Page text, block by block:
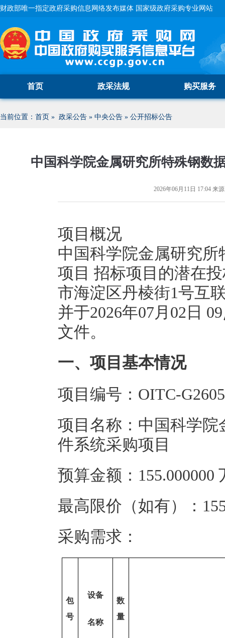
财政部唯一指定政府采购信息网络发布媒体 国家级政府采购专业网站
首页 政采法规 购买服务
当前位置： 首页 » 政采公告 » 中央公告 » 公开招标公告
中国科学院金属研究所特殊钢数
2026年06月11日 17:04 来
项目概况
中国科学院金属研究
项目 招标项目的潜在
市海淀区丹棱街1号互
并于2026年07月02日
文件。
一、项目基本情况
项目编号：OITC-
项目名称：中国科学
件系统采购项目
预算金额：155.000000
最高限价（如有）：
采购需求：
包
号
设备
名称
数
量